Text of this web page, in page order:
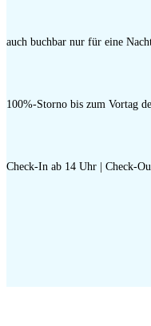
auch buchbar nur für eine
100%-Storno bis zum Vortag
Check-In ab 14 Uhr | Check-